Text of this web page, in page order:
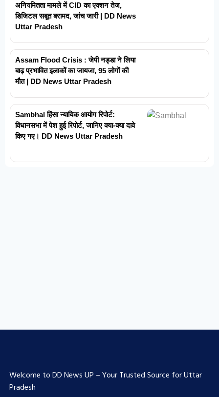
अनियमितता मामले में CID का एक्शन तेज,
डिजिटल सबूत बरामद, जांच जारी | DD News
Uttar Pradesh
Assam Flood Crisis : जेपी नड्डा ने लिया
बाढ़ प्रभावित इलाकों का जायजा, 95 लोगों की
मौत | DD News Uttar Pradesh
Sambhal हिंसा न्यायिक आयोग रिपोर्ट:
विधानसभा में पेश हुई रिपोर्ट, जानिए क्या-क्या दावे
किए गए। DD News Uttar Pradesh
Welcome to DD News UP – Your Trusted Source for Uttar
Pradesh